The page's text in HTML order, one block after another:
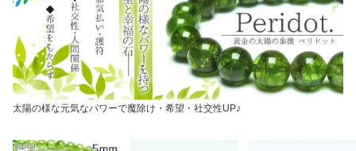
太陽の様な元気なパワーで魔除け・希望・社交性UP♪